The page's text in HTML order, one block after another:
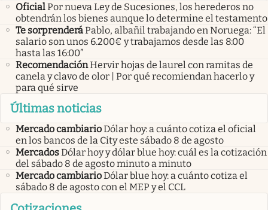
OficialPor nueva Ley de Sucesiones, los herederos no
obtendrán los bienes aunque lo determine el testamento
Te sorprenderáPablo, albañil trabajando en Noruega: “El
salario son unos 6.200€ y trabajamos desde las 8:00
hasta las 16:00”
RecomendaciónHervir hojas de laurel con ramitas de
canela y clavo de olor | Por qué recomiendan hacerlo y
para qué sirve
Últimas noticias
Mercado cambiarioDólar hoy: a cuánto cotiza el oficial
en los bancos de la City este sábado 8 de agosto
MercadosDólar hoy y dólar blue hoy: cuál es la cotización
del sábado 8 de agosto minuto a minuto
Mercado cambiarioDólar blue hoy: a cuánto cotiza el
sábado 8 de agosto con el MEP y el CCL